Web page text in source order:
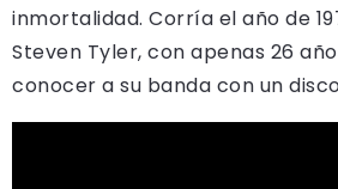
inmortalidad. Corría el año de
Steven Tyler, con apenas 26
conocer a su banda con un